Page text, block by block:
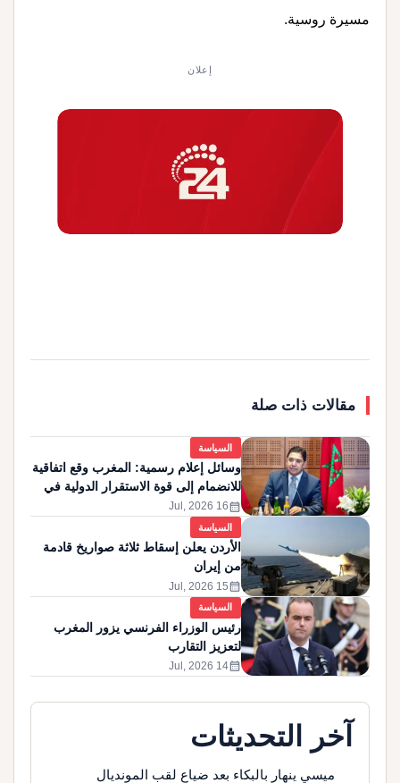
مسيرة روسية.
إعلان
مقالات ذات صلة
السياسة
وسائل إعلام رسمية: المغرب وقع اتفاقية
للانضمام إلى قوة الاستقرار الدولية في
غزة
calendar_month
16 Jul, 2026
السياسة
الأردن يعلن إسقاط ثلاثة صواريخ قادمة
من إيران
calendar_month
15 Jul, 2026
السياسة
رئيس الوزراء الفرنسي يزور المغرب
لتعزيز التقارب
calendar_month
14 Jul, 2026
آخر التحديثات
ميسي ينهار بالبكاء بعد ضياع لقب المونديال